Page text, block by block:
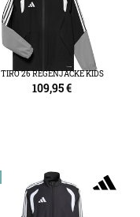
TIRO 26 REGENJACKE KIDS
109,95€